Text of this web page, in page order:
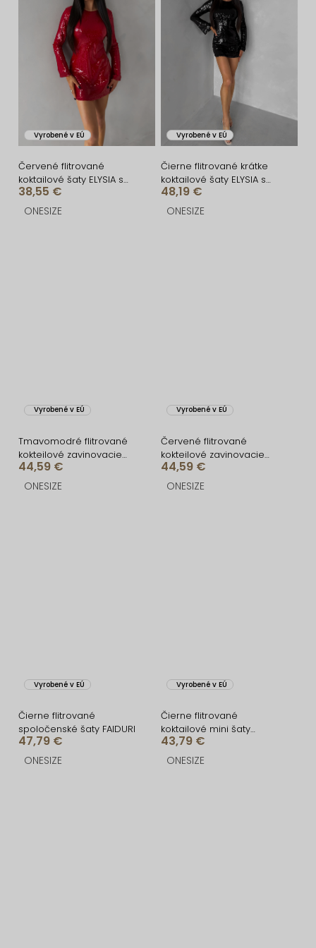
Vyrobené v EÚ
Červené flitrované
koktailové šaty ELYSIA s
kraťaskami
38,55 €
ONESIZE
Vyrobené v EÚ
Čierne flitrované krátke
koktailové šaty ELYSIA s
kraťaskami
48,19 €
ONESIZE
Vyrobené v EÚ
Tmavomodré flitrované
kokteilové zavinovacie
šaty ARDELE
44,59 €
ONESIZE
Vyrobené v EÚ
Červené flitrované
kokteilové zavinovacie
šaty ARDELE
44,59 €
ONESIZE
Vyrobené v EÚ
Čierne flitrované
spoločenské šaty FAIDURI
47,79 €
ONESIZE
Vyrobené v EÚ
Čierne flitrované
koktailové mini šaty
YORIXA
43,79 €
ONESIZE